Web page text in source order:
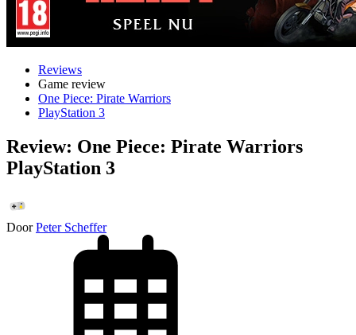
Reviews
Game review
One Piece: Pirate Warriors
PlayStation 3
Review: One Piece: Pirate Warriors
PlayStation 3
Door Peter Scheffer